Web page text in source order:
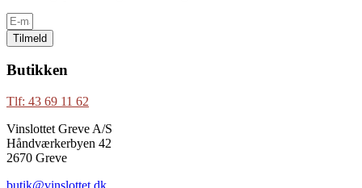
Tilmeld
Butikken
Tlf: 43 69 11 62
Vinslottet Greve A/S
Håndværkerbyen 42
2670 Greve
butik@vinslottet.dk